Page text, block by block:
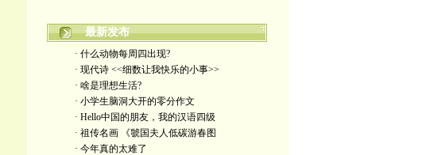
最新发布
· 什么动物每周四出现?
· 现代诗 <<细数让我快乐的小事>>
· 啥是理想生活?
· 小学生脑洞大开的零分作文
· Hello中国的朋友，我的汉语四级
· 祖传名画 《虢国夫人低碳游春图
· 今年真的太难了